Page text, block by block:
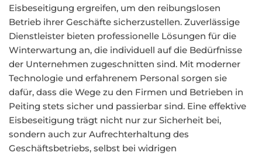
Eisbeseitigung ergreifen, um den reibungslosen
Betrieb ihrer Geschäfte sicherzustellen. Zuverlässige
Dienstleister bieten professionelle Lösungen für die
Winterwartung an, die individuell auf die Bedürfnisse
der Unternehmen zugeschnitten sind. Mit moderner
Technologie und erfahrenem Personal sorgen sie
dafür, dass die Wege zu den Firmen und Betrieben in
Peiting stets sicher und passierbar sind. Eine effektive
Eisbeseitigung trägt nicht nur zur Sicherheit bei,
sondern auch zur Aufrechterhaltung des
Geschäftsbetriebs, selbst bei widrigen